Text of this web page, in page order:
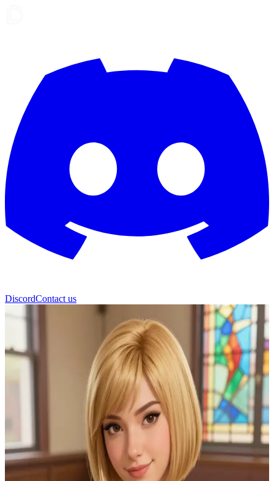
DiscordContact us